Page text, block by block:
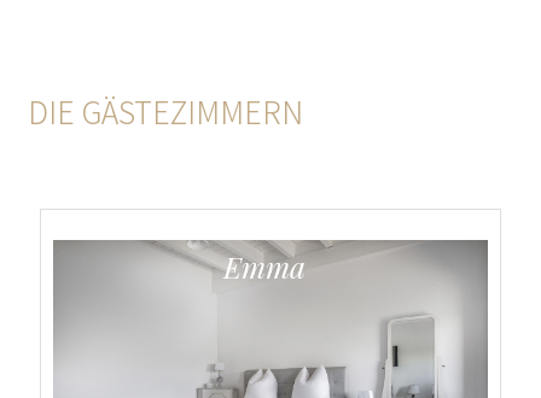
DIE GÄSTEZIMMERN
Emma